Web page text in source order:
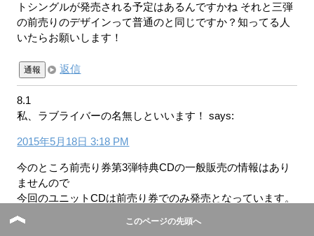
トシングルが発売される予定はあるんですかね それと三弾
の前売りのデザインって普通のと同じですか？知ってる人
いたらお願いします！
通報 返信
8.1
私、ラブライバーの名無しといいます！
says:
2015年5月18日 3:18 PM
今のところ前売り券第3弾特典CDの一般販売の情報はあり
ませんので
今回のユニットCDは前売り券でのみ発売となっています。
そのため既に転ヤーが高値の取引を始めている他、徹夜組
の決意表明なる書き込みも多数見受けられます。
このページの先頭へ